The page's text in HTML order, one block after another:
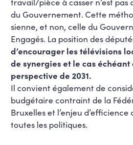
du Gouvernement. Cette
sienne, et non, celle du
Engagés. La position des
d’encourager les télévisions
de synergies et le cas
perspective de 2031.
Il convient également de
budgétaire contraint de la
Bruxelles et l’enjeu d’efficience
toutes les politiques.